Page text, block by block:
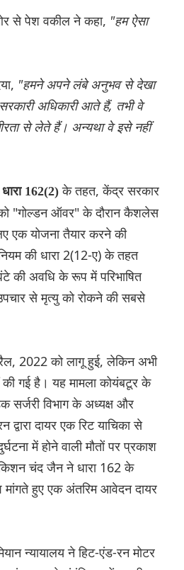
से पेश वकील ने कहा, "हम ऐसा
"हमने अपने लंबे अनुभव से देखा
अधिकारी आते हैं, तभी वे
से लेते हैं। अन्यथा वे इसे नहीं
162(2)के तहत, केंद्र सरकार
को "गोल्डन ऑवर" के दौरान कैशलेस
एक योजना तैयार करने की
की धारा 2(12-ए) के तहत
की अवधि के रूप में परिभाषित
से मृत्यु को रोकने की सबसे
2022 को लागू हुई, लेकिन अभी
गई है। यह मामला कोयंबटूर के
सर्जरी विभाग के अध्यक्ष और
दायर एक रिट याचिका से
में होने वाली मौतों पर प्रकाश
चंद जैन ने धारा 162 के
मांगते हुए एक अंतरिम आवेदन दायर
न्यायालय ने हिट-एंड-रन मोटर